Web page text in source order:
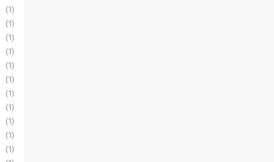
(1)
(1)
(1)
(1)
(1)
(1)
(1)
(1)
(1)
(1)
(1)